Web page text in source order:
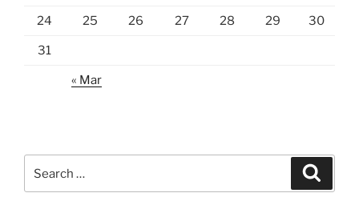
24 25 26 27 28 29 30
31
« Mar
for: